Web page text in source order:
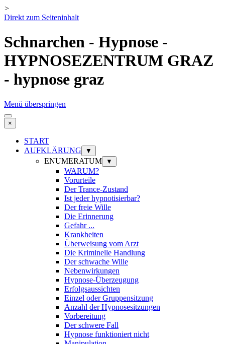
>
Direkt zum Seiteninhalt
Schnarchen - Hypnose -
HYPNOSEZENTRUM GRAZ
- hypnose graz
Menü überspringen
×
START
AUFKLÄRUNG
▼
ENUMERATUM ▼
WARUM?
Vorurteile
Der Trance-Zustand
Ist jeder hypnotisierbar?
Der freie Wille
Die Erinnerung
Gefahr ...
Krankheiten
Überweisung vom Arzt
Die Kriminelle Handlung
Der schwache Wille
Nebenwirkungen
Hypnose-Überzeugung
Erfolgsaussichten
Einzel oder Gruppensitzung
Anzahl der Hypnosesitzungen
Vorbereitung
Der schwere Fall
Hypnose funktioniert nicht